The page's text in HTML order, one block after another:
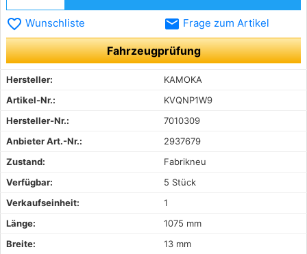
favorite_border Wunschliste email Frage zum Artikel
Fahrzeugprüfung
Hersteller:
KAMOKA
Artikel-Nr.:
KVQNP1W9
Hersteller-Nr.:
7010309
Anbieter Art.-Nr.:
2937679
Zustand:
Fabrikneu
Verfügbar:
5 Stück
Verkaufseinheit:
1
Länge:
1075 mm
Breite:
13 mm